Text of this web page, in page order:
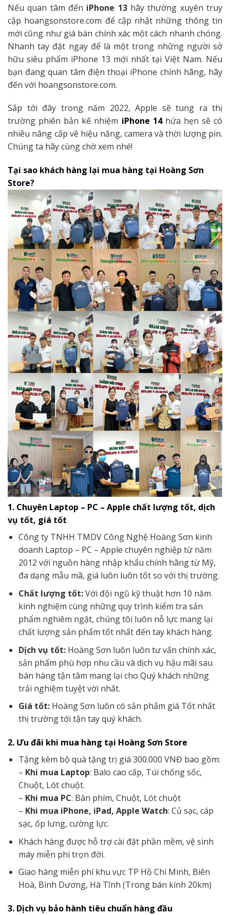
Nếu quan tâm đến iPhone 13hãy thường xuyên truy
cập hoangsonstore.com để cập nhật những thông tin
mới cũng như giá bán chính xác một cách nhanh chóng.
Nhanh tay đặt ngay để là một trong những người sở
hữu siêu phẩm iPhone 13 mới nhất tại Việt Nam. Nếu
bạn đang quan tâm điện thoại iPhone chính hãng, hãy
đến với hoangsonstore.com.
Sắp tới đây trong năm 2022, Apple sẽ tung ra thị
trường phiên bản kế nhiệm iPhone 14hứa hẹn sẽ có
nhiều nâng cấp về hiệu năng, camera và thời lượng pin.
Chúng ta hãy cùng chờ xem nhé!
Tại sao khách hàng lại mua hàng tại Hoàng Sơn
Store?
1. Chuyên Laptop – PC – Apple chất lượng tốt, dịch
vụ tốt, giá tốt
Công ty TNHH TMDV Công Nghệ Hoàng Sơn kinh
doanh Laptop – PC – Apple chuyên nghiệp từ năm
2012 với nguồn hàng nhập khẩu chính hãng từ Mỹ,
đa dạng mẫu mã, giá luôn luôn tốt so với thị trường.
Chất lượng tốt:Với đội ngũ kỹ thuật hơn 10 năm
kinh nghiệm cùng những quy trình kiểm tra sản
phẩm nghiêm ngặt, chúng tôi luôn nỗ lực mang lại
chất lượng sản phẩm tốt nhất đến tay khách hàng.
Dịch vụ tốt:Hoàng Sơn luôn luôn tư vấn chính xác,
sản phẩm phù hợp nhu cầu và dịch vụ hậu mãi sau
bán hàng tận tâm mang lại cho Quý khách những
trải nghiệm tuyệt vời nhất.
Giá tốt:Hoàng Sơn luôn có sản phẩm giá Tốt nhất
thị trường tới tận tay quý khách.
2. Ưu đãi khi mua hàng tại Hoàng Sơn Store
Tặng kèm bộ quà tặng trị giá 300.000 VNĐ bao gồm:
– Khi mua Laptop: Balo cao cấp, Túi chống sốc,
Chuột, Lót chuột.
– Khi mua PC: Bàn phím, Chuột, Lót chuột
– Khi mua iPhone, iPad, Apple Watch: Củ sạc, cáp
sạc, ốp lưng, cường lực.
Khách hàng được hỗ trợ cài đặt phần mềm, vệ sinh
máy miễn phí trọn đời.
Giao hàng miễn phí khu vực TP Hồ Chí Minh, Biên
Hoà, Bình Dương, Hà Tĩnh (Trong bán kính 20km)
3. Dịch vụ bảo hành tiêu chuẩn hàng đầu